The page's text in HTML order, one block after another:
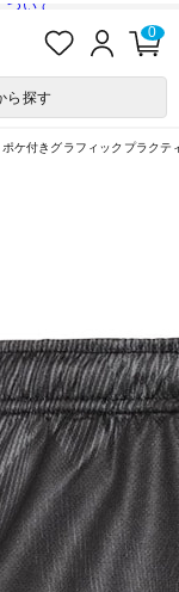
いて
入
ロ
ン
0
ら探す
ポケ付きグラフィックプラクテ